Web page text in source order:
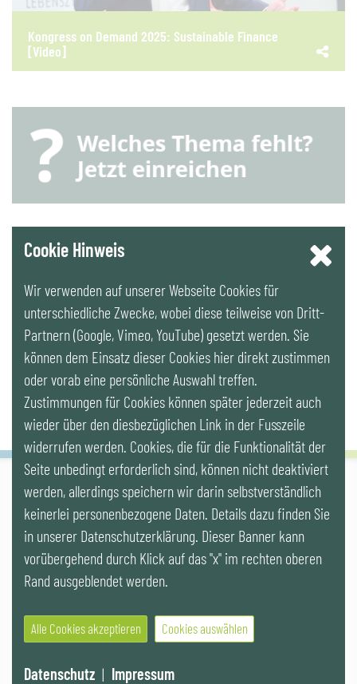
Kongress on Demand 2025: Sustainable Finance
[Video]
YouTube
LinkedIn
Newsletter
IG LEBENSZYKLUS BAU
Wipplingerstr. 10/Top 9, Stoß im Himmel, A-1010 Wien
office@ig-lebenszyklus.at
Kontakt
Videos |Veranstaltungen
© 2021 IG LEBENSZYKLUS BAU
Website by SUNNY ROCKET MediaHouse
Cookie Hinweis
Wir verwenden auf unserer Webseite Cookies für
unterschiedliche Zwecke, wobei diese teilweise von Dritt-
Partnern (Google, Vimeo, YouTube) gesetzt werden. Sie
können dem Einsatz dieser Cookies hier direkt zustimmen
oder vorab eine persönliche Auswahl treffen.
Zustimmungen für Cookies können später jederzeit auch
wieder über den diesbezüglichen Link in der Fusszeile
widerrufen werden. Cookies, die für die Funktionalität der
Seite unbedingt erforderlich sind, können nicht deaktiviert
werden, allerdings speichern wir darin selbstverständlich
keinerlei personenbezogene Daten. Details dazu finden Sie
in unserer Datenschutzerklärung. Dieser Banner kann
vorübergehend durch Klick auf das "x" im rechten oberen
Rand ausgeblendet werden.
Alle Cookies akzeptieren Cookies auswählen
Datenschutz | Impressum